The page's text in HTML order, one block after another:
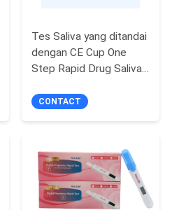
Tes Saliva yang ditandai
dengan CE Cup One
Step Rapid Drug Saliva
CONTACT